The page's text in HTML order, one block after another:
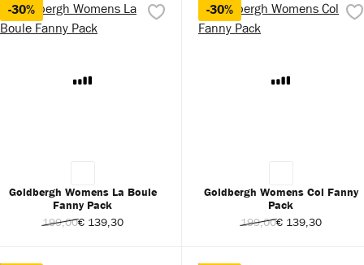
-30%
Goldbergh Womens La Boule
Fanny Pack
199,00€ 139,30
-30%
Goldbergh Womens Col Fanny
Pack
199,00€ 139,30